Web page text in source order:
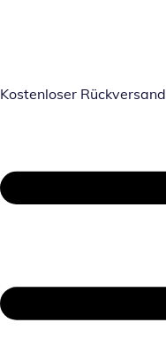
Kostenloser Rückversand